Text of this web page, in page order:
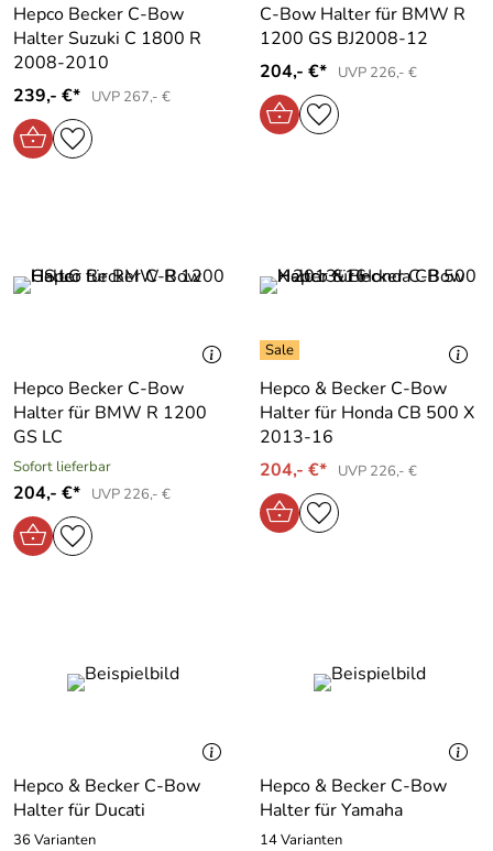
Hepco Becker C-Bow
Halter Suzuki C 1800 R
2008-2010
239,- €*
UVP 267,- €
C-Bow Halter für BMW R
1200 GS BJ2008-12
204,- €*
UVP 226,- €
Hepco Becker C-Bow
Halter für BMW R 1200
GS LC
Sofort lieferbar
204,- €* UVP 226,- €
Hepco & Becker C-Bow
Halter für Honda CB 500 X
2013-16
204,- €*
UVP 226,- €
Hepco & Becker C-Bow
Halter für Ducati
36 Varianten
Hepco & Becker C-Bow
Halter für Yamaha
14 Varianten